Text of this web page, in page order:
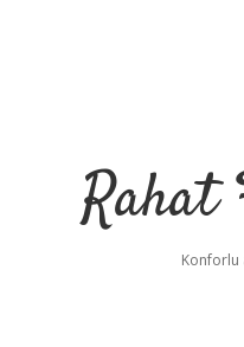
Rahat
Konforlu